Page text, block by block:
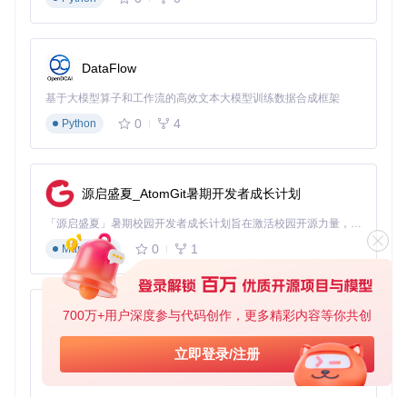
700万+用户深度参与代码创作，更多精彩内容等你共创
立即登录/注册
DataFlow
基于大模型算子和工作流的高效文本大模型训练数据合成框架
Python
0 4
源启盛夏_AtomGit暑期开发者成长计划
「源启盛夏」暑期校园开发者成长计划旨在激活校园开源力量，通过积分激励、认证扶持、资源倾斜等形式，引导高校组织和开发者完成「入驻 — 建项目 — 做贡献 — 获认证 — 得资源」的完整闭环。无论你是想带领社团入驻平台的组织者，还是希望用代码贡献证明自己的开发者，都能在这里找到属于你的成长路径。
Markdown
0 1
py-xiaozhi
基于Python的Xiaozhi AI，适用于想要完整Xiaozhi体验而无需拥有专用硬件的用户。
Python
0 1